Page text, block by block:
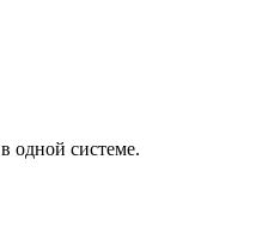
одной системе.